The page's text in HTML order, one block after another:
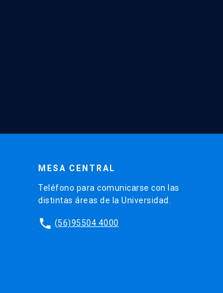
MESA CENTRAL
Teléfono para comunicarse con las
distintas áreas de la Universidad.
phone (56)95504 4000